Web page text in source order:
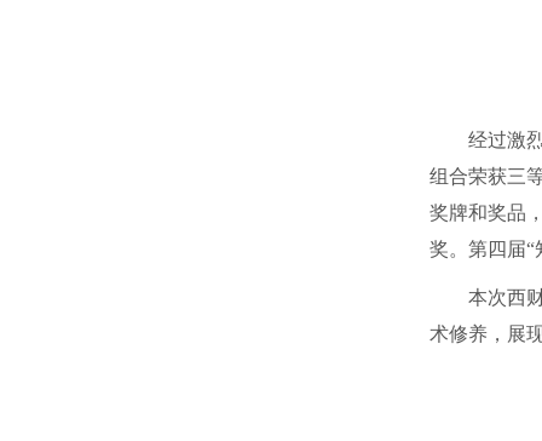
经过激
组合荣获三
奖牌和奖品
奖。第四届“
本次西
术修养，展